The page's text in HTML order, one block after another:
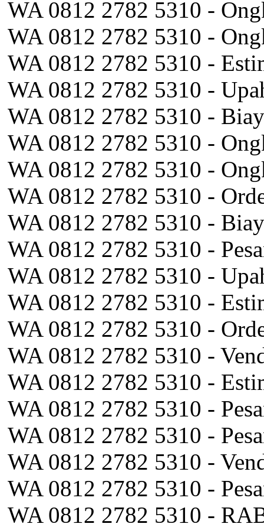
WA 0812 2782 5310 -
WA 0812 2782 5310 -
WA 0812 2782 5310 -
WA 0812 2782 5310 -
WA 0812 2782 5310 -
WA 0812 2782 5310 -
WA 0812 2782 5310 -
WA 0812 2782 5310 -
WA 0812 2782 5310 -
WA 0812 2782 5310 -
WA 0812 2782 5310 -
WA 0812 2782 5310 -
WA 0812 2782 5310 -
WA 0812 2782 5310 -
WA 0812 2782 5310 -
WA 0812 2782 5310 -
WA 0812 2782 5310 -
WA 0812 2782 5310 -
WA 0812 2782 5310 -
WA 0812 2782 5310 -